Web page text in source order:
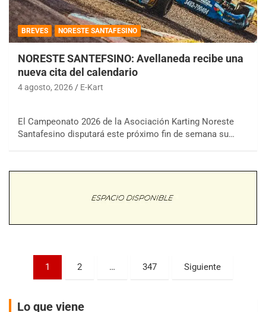
BREVES NORESTE SANTAFESINO
NORESTE SANTEFSINO: Avellaneda recibe una
nueva cita del calendario
4 agosto, 2026 E-Kart
El Campeonato 2026 de la Asociación Karting Noreste
Santafesino disputará este próximo fin de semana su…
Paginación
entradas
1 2 … 347 Siguiente
Lo que viene
15/16/17-AGO
AKPS - F6
Kartódromo AKPS (Asfalto)
CORDOBES ASFALTO - F7